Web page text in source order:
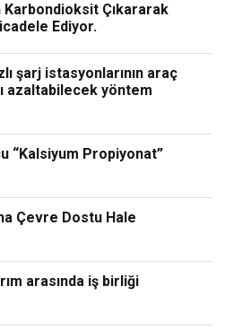
Çıkararak
Ediyor.
şarj istasyonlarının araç
azaltabilecek yöntem
“Kalsiyum Propiyonat”
Çevre Dostu Hale
arasında iş birliği